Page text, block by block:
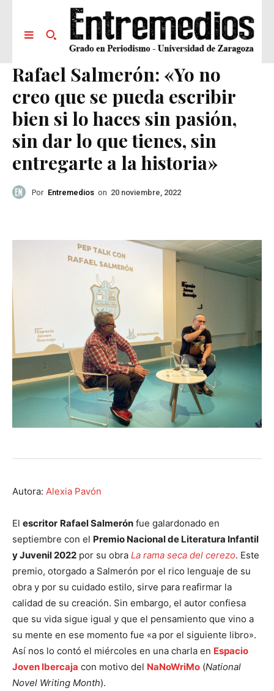
Rafael Salmerón: «Yo no
creo que se pueda escribir
bien si lo haces sin pasión,
sin dar lo que tienes, sin
entregarte a la historia»
Por Entremedios on 20 noviembre, 2022
Autora: Alexia Pavón
El escritor Rafael Salmerón fue galardonado en
septiembre con el Premio Nacional de Literatura Infantil
y Juvenil 2022 por su obra La rama seca del cerezo. Este
premio, otorgado a Salmerón por el rico lenguaje de su
obra y por su cuidado estilo, sirve para reafirmar la
calidad de su creación. Sin embargo, el autor confiesa
que su vida sigue igual y que el pensamiento que vino a
su mente en ese momento fue «a por el siguiente libro».
Así nos lo contó el miércoles en una charla en Espacio
Joven Ibercaja con motivo del NaNoWriMo (National
Novel Writing Month).